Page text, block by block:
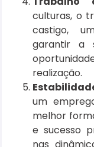
culturas, o
castigo,
garantir a
realização.
um
melhor
e sucesso